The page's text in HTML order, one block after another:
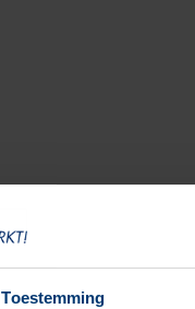
Toestemming